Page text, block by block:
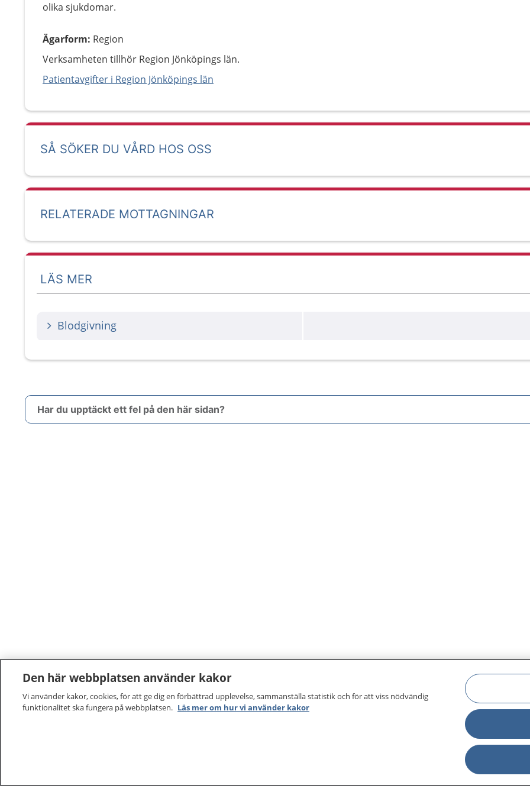
olika sjukdomar.
Ägarform: Region
Verksamheten tillhör Region Jönköpings län.
Patientavgifter i Region Jönköpings län
SÅ SÖKER DU VÅRD HOS OSS
RELATERADE MOTTAGNINGAR
LÄS MER
Blodgivning
Har du upptäckt ett fel på den här sidan?
Den här webbplatsen använder kakor
Vi använder kakor, cookies, för att ge dig en förbättrad upplevelse, sammanställa statistik och för att viss nödvändig
funktionalitet ska fungera på webbplatsen. Läs mer om hur vi använder kakor